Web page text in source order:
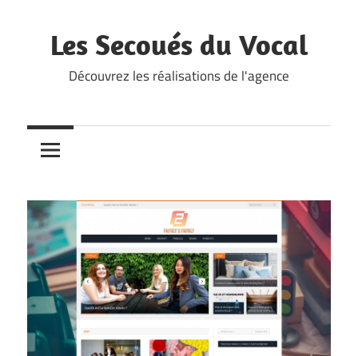
contentLes Secoués du Vocal
Découvrez les réalisations de l'agence